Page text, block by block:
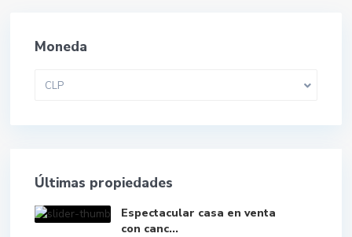
Moneda
CLP
Últimas propiedades
Espectacular casa en venta
con canc...